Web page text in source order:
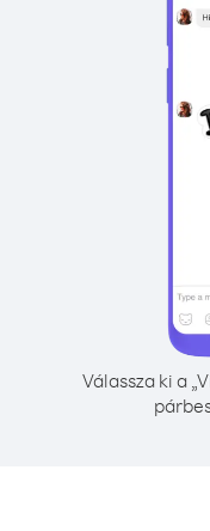
Válassza ki a